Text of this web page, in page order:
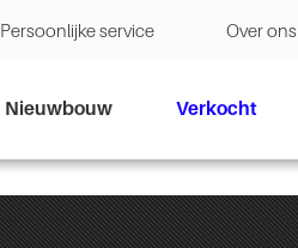
Persoonlijke service Over ons
Nieuwbouw Verkocht